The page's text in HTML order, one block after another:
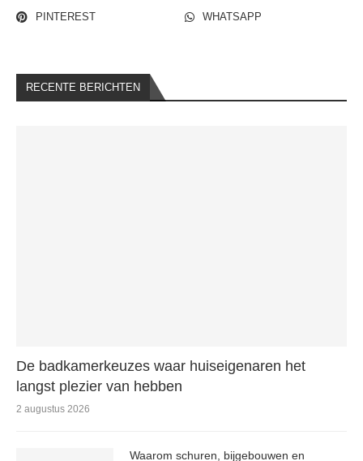
PINTEREST
WHATSAPP
RECENTE BERICHTEN
De badkamerkeuzes waar huiseigenaren het
langst plezier van hebben
2 augustus 2026
Waarom schuren, bijgebouwen en